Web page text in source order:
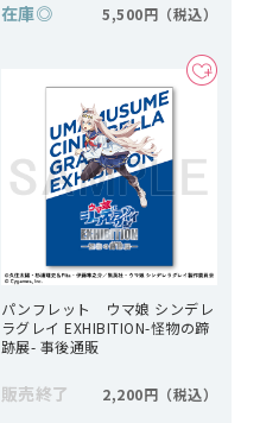
在庫◎ 5,500円
パンフレット ウマ娘 シンデレ
ラグレイ EXHIBITION-怪物の蹄
跡展- 事後通販
販売終了 2,200円